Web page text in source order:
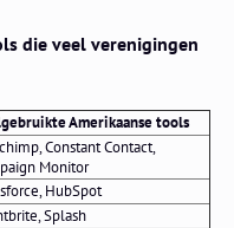
die veel verenigingen
Amerikaanse tools
Constant Contact,
Monitor
HubSpot
Splash